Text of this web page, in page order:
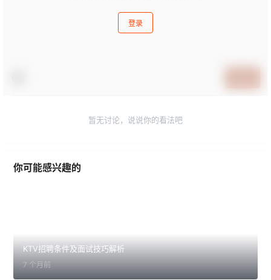
登录
暂无讨论，说说你的看法吧
你可能感兴趣的
KTV招聘条件及面试技巧解析
7 个月前